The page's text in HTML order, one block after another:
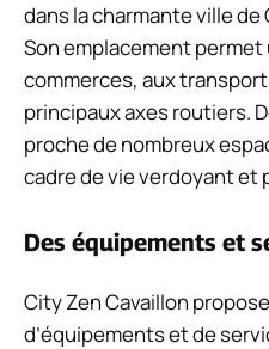
dans la charmante ville de
Son emplacement permet
commerces, aux
principaux axes routiers.
proche de nombreux
cadre de vie verdoyant et
Des équipements et
City Zen Cavaillon
d’équipements et de